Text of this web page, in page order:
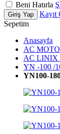
Beni Hatırla
Giriş Yap
Kayıt
Sepetim
Anasayfa
AC
AC LINIX
YN -100 /
YN100-